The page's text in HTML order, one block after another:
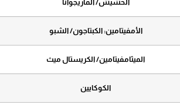
الحشيش/ الماريجوانا
الأمفيتامين: الكبتاجون/ الشبو
الميثامفيتامين/ الكريستال ميث
الكوكايين